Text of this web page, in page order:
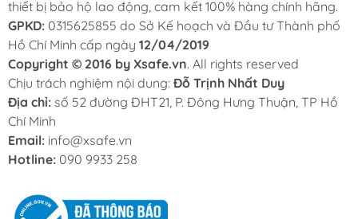
thiết bị bảo hộ lao động, cam kết 100% hàng chính hãng.
GPKD: 0315625855 do Sở Kế hoạch và Đầu tư Thành phố
Hồ Chí Minh cấp ngày 12/04/2019
Copyright © 2016 by Xsafe.vn. All rights reserved
Chịu trách nghiệm nội dung: Đỗ Trịnh Nhất Duy
Địa chỉ: số 52 đường ĐHT21, P. Đông Hưng Thuận, TP Hồ
Chí Minh
Email: info@xsafe.vn
Hotline: 090 9933 258